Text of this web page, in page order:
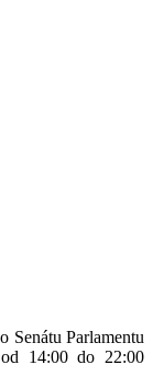
Senátu Parlamentu
14:00 do 22:00